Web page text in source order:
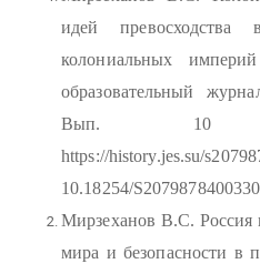
идей превосходства
колониальных
образовательный
Вып. 10
https://history.jes.su/
10.18254/
Мирзеханов В.С. Россия
мира и безопасности в